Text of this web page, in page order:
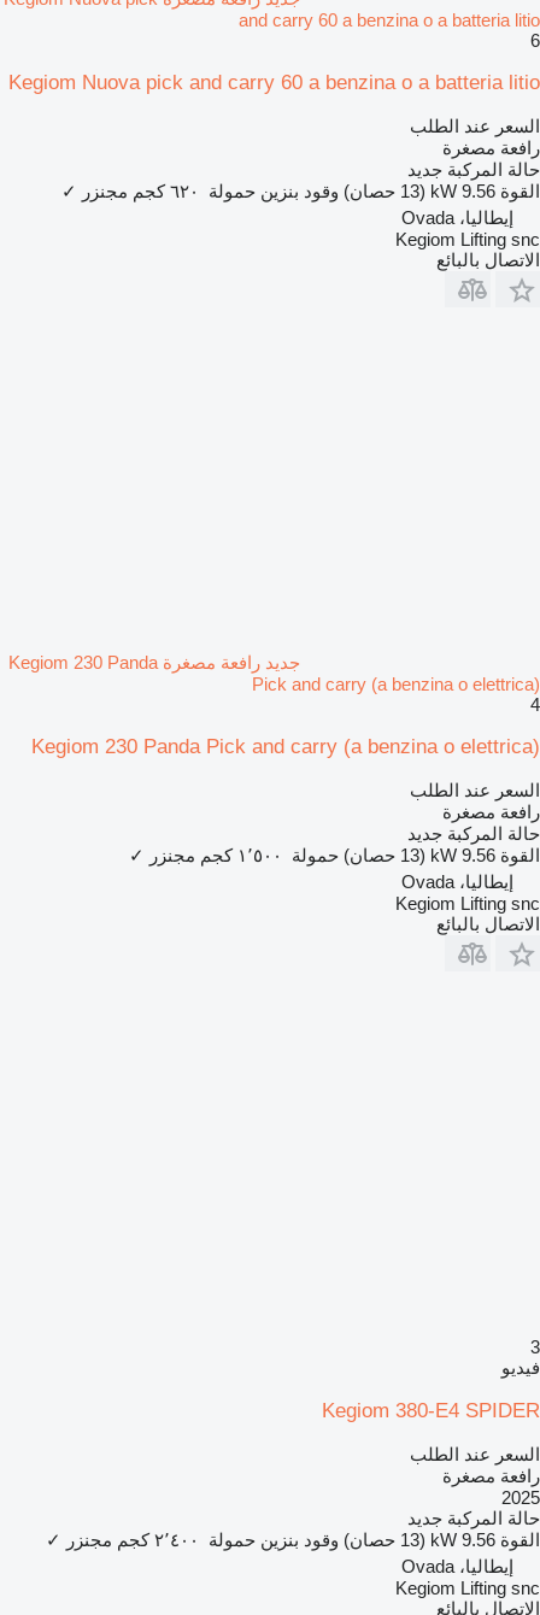
and carry 60 a benzina o a batteria litio
6
Kegiom Nuova pick and carry 60 a benzina o a batteria litio
السعر عند الطلب
رافعة مصغرة
حالة المركبة جديد
القوة 9.56 kW (13 حصان) وقود بنزين حمولة ٦٢٠ كجم مجنزر
✓
إيطاليا، Ovada
Kegiom Lifting snc
الاتصال بالبائع
جديد رافعة مصغرة Kegiom 230 Panda
Pick and carry (a benzina o elettrica)
4
Kegiom 230 Panda Pick and carry (a benzina o elettrica)
السعر عند الطلب
رافعة مصغرة
حالة المركبة جديد
القوة 9.56 kW (13 حصان) حمولة ١٬٥٠٠ كجم مجنزر
✓
إيطاليا، Ovada
Kegiom Lifting snc
الاتصال بالبائع
3
فيديو
Kegiom 380-E4 SPIDER
السعر عند الطلب
رافعة مصغرة
2025
حالة المركبة جديد
القوة 9.56 kW (13 حصان) وقود بنزين حمولة ٢٬٤٠٠ كجم مجنزر
✓
إيطاليا، Ovada
Kegiom Lifting snc
الاتصال بالبائع